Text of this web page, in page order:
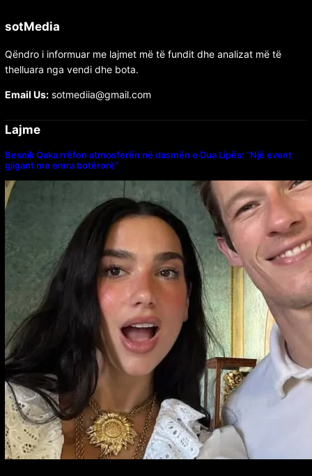
sotMedia
Qëndro i informuar me lajmet më të fundit dhe analizat më të
thelluara nga vendi dhe bota.
Email Us:sotmediia@gmail.com
Lajme
Besnik Qaka rrëfen atmosferën në dasmën e Dua Lipës: “Një event
gjigant me emra botërorë”